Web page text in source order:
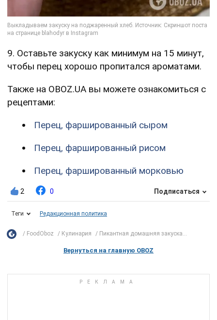
9. Оставьте закуску как минимум на 15 минут,
чтобы перец хорошо пропитался ароматами.
Также на OBOZ.UA вы можете ознакомиться с
рецептами:
Перец, фаршированный сыром
Перец, фаршированный рисом
Перец, фаршированный морковью
2 0 Подписаться
Теги Редакционная политика
FoodOboz Кулинария Пикантная домашняя закуска...
Вернуться на главную OBOZ